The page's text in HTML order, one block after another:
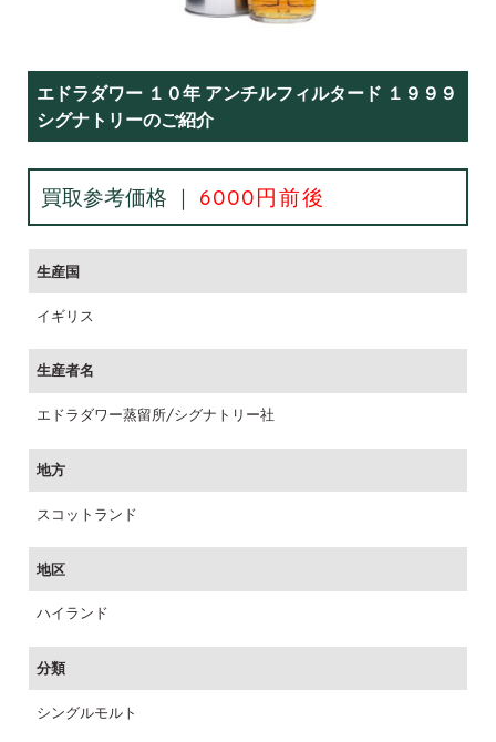
エドラダワー １０年 アンチルフィルタード １９９９
シグナトリーのご紹介
買取参考価格 ｜ 6000円前後
生産国
イギリス
生産者名
エドラダワー蒸留所/シグナトリー社
地方
スコットランド
地区
ハイランド
分類
シングルモルト